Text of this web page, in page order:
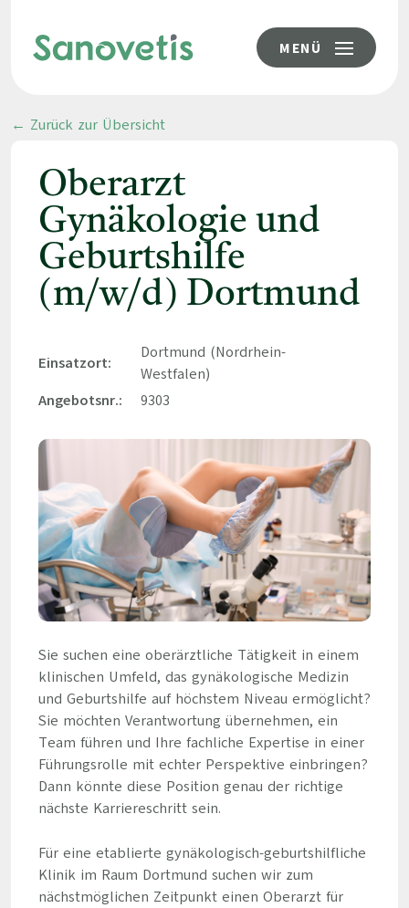
MENÜ
← Zurück zur Übersicht
Oberarzt
Gynäkologie und
Geburtshilfe
(m/w/d) Dortmund
Einsatzort:
Dortmund (Nordrhein-
Westfalen)
Angebotsnr.:
9303
Sie suchen eine oberärztliche Tätigkeit in einem
klinischen Umfeld, das gynäkologische Medizin
und Geburtshilfe auf höchstem Niveau ermöglicht?
Sie möchten Verantwortung übernehmen, ein
Team führen und Ihre fachliche Expertise in einer
Führungsrolle mit echter Perspektive einbringen?
Dann könnte diese Position genau der richtige
nächste Karriereschritt sein.
Für eine etablierte gynäkologisch-geburtshilfliche
Klinik im Raum Dortmund suchen wir zum
nächstmöglichen Zeitpunkt einen Oberarzt für